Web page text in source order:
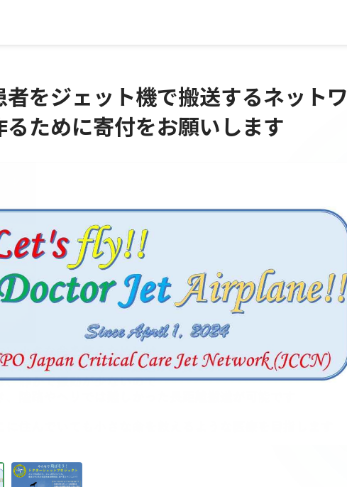
をジェット機で搬送するネットワ
るために寄付をお願いします